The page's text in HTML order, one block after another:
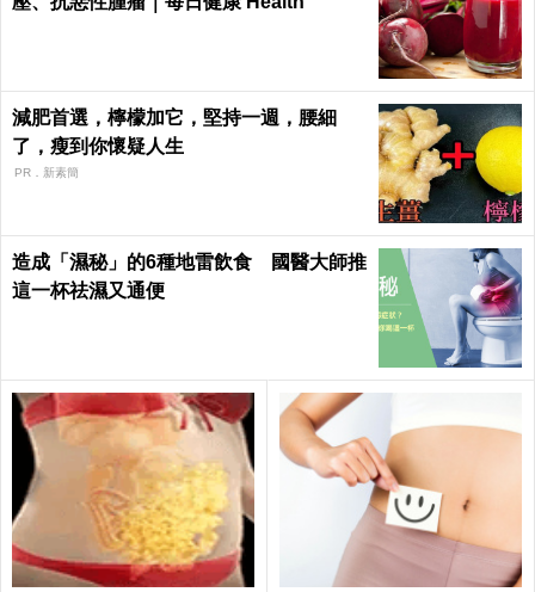
減肥首選，檸檬加它，堅持一週，腰細
了，瘦到你懷疑人生
PR．新素簡
造成「濕秘」的6種地雷飲食 國醫大師推
這一杯祛濕又通便